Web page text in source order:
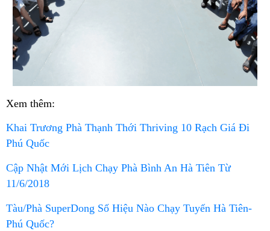
Xem thêm:
Khai Trương Phà Thạnh Thới Thriving 10 Rạch Giá Đi
Phú Quốc
Cập Nhật Mới Lịch Chạy Phà Bình An Hà Tiên Từ
11/6/2018
Tàu/Phà SuperDong Số Hiệu Nào Chạy Tuyến Hà Tiên-
Phú Quốc?